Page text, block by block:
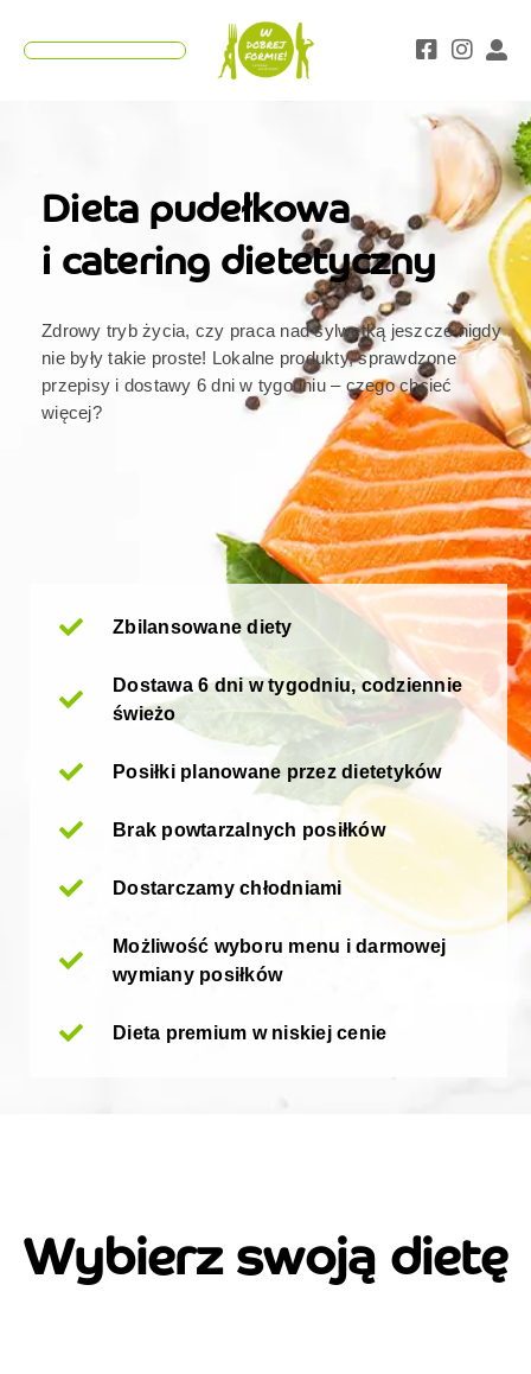
Dieta pudełkowa
i catering dietetyczny
Zdrowy tryb życia, czy praca nad sylwetką jeszcze nigdy
nie były takie proste! Lokalne produkty, sprawdzone
przepisy i dostawy 6 dni w tygodniu – czego chcieć
więcej?
Zbilansowane diety
Dostawa 6 dni w tygodniu, codziennie
świeżo
Posiłki planowane przez dietetyków
Brak powtarzalnych posiłków
Dostarczamy chłodniami
Możliwość wyboru menu i darmowej
wymiany posiłków
Dieta premium w niskiej cenie
Wybierz swoją dietę
Teraz z kodem "Lato" 25% rabatu wszystkie
diety!
ZAMAWIAM